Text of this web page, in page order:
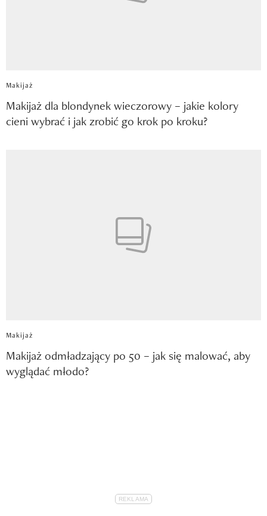
Makijaż
Makijaż dla blondynek wieczorowy – jakie kolory
cieni wybrać i jak zrobić go krok po kroku?
Makijaż
Makijaż odmładzający po 50 – jak się malować, aby
wyglądać młodo?